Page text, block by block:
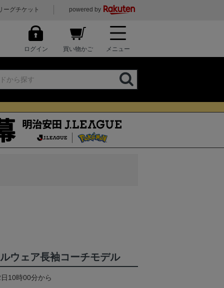
ーグチケット powered by
ログイン 買い物かご メニュー
ウェア長袖コーチモデル
10時00分から